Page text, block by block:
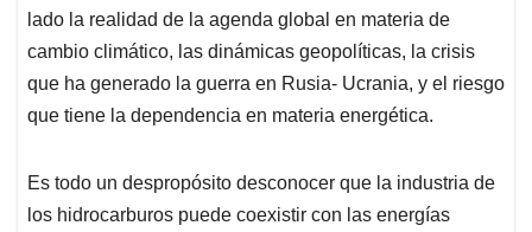
lado la realidad de la agenda global en materia de
cambio climático, las dinámicas geopolíticas, la crisis
que ha generado la guerra en Rusia- Ucrania, y el riesgo
que tiene la dependencia en materia energética.
Es todo un despropósito desconocer que la industria de
los hidrocarburos puede coexistir con las energías